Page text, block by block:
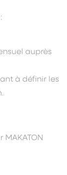
auprès
à définir les